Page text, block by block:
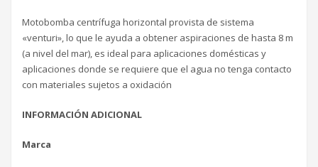
Motobomba centrífuga horizontal provista de sistema
«venturi», lo que le ayuda a obtener aspiraciones de hasta 8 m
(a nivel del mar), es ideal para aplicaciones domésticas y
aplicaciones donde se requiere que el agua no tenga contacto
con materiales sujetos a oxidación
INFORMACIÓN ADICIONAL
Marca